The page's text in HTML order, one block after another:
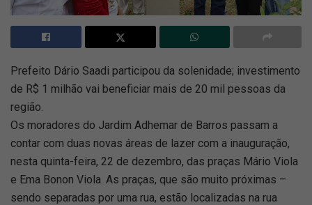
Prefeito Dário Saadi participou da solenidade; investimento
de R$ 1 milhão vai beneficiar mais de 20 mil pessoas da
região.
Os moradores do Jardim Adhemar de Barros passam a
contar com duas novas áreas de lazer com a inauguração,
nesta quinta-feira, 22 de dezembro, das praças Mário Viola
e Ema Bonon Viola. As praças, que são muito próximas –
sendo separadas por uma rua, estão localizadas na rua